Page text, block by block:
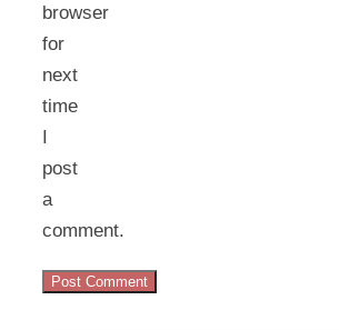
browser
for
next
time
I
post
a
comment.